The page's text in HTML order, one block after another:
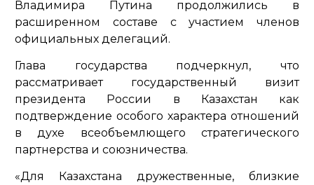
Владимира Путина продолжились в
расширенном составе с участием членов
официальных делегаций.
Глава государства подчеркнул, что
рассматривает государственный визит
президента России в Казахстан как
подтверждение особого характера отношений
в духе всеобъемлющего стратегического
партнерства и союзничества.
«Для Казахстана дружественные, близкие